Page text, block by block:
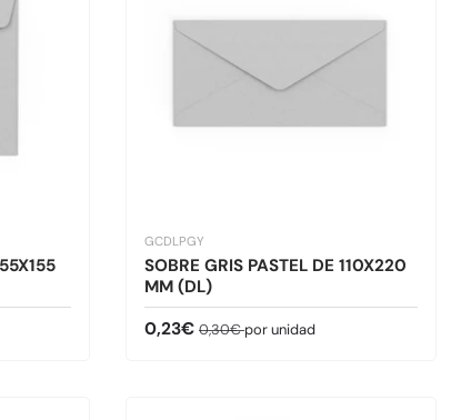
GCDLPGY
SOBRE GRIS PASTEL DE 110X220
MM (DL)
Precio de venta
0,23€ Precio normal
0,30€por unidad